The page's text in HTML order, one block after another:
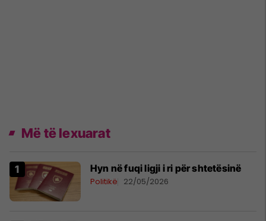
Më të lexuarat
Hyn në fuqi ligji i ri për shtetësinë
Politikë 22/05/2026